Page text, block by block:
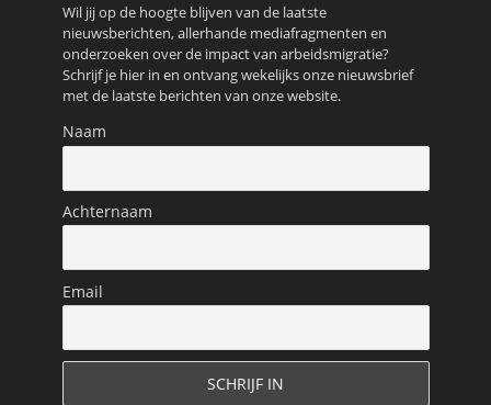
Wil jij op de hoogte blijven van de laatste
nieuwsberichten, allerhande mediafragmenten en
onderzoeken over de impact van arbeidsmigratie?
Schrijf je hier in en ontvang wekelijks onze nieuwsbrief
met de laatste berichten van onze website.
Naam
Achternaam
Email